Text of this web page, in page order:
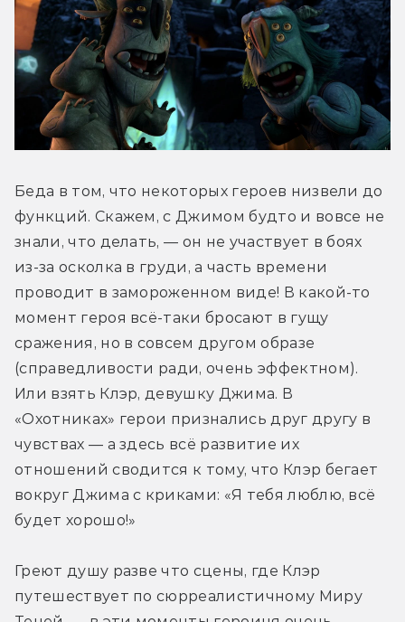
Беда в том, что некоторых героев низвели до
функций. Скажем, с Джимом будто и вовсе не
знали, что делать, — он не участвует в боях
из-за осколка в груди, а часть времени
проводит в замороженном виде! В какой-то
момент героя всё-таки бросают в гущу
сражения, но в совсем другом образе
(справедливости ради, очень эффектном).
Или взять Клэр, девушку Джима. В
«Охотниках» герои признались друг другу в
чувствах — а здесь всё развитие их
отношений сводится к тому, что Клэр бегает
вокруг Джима с криками: «Я тебя люблю, всё
будет хорошо!»
Греют душу разве что сцены, где Клэр
путешествует по сюрреалистичному Миру